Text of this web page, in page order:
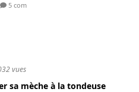
5 com
vues
sa mèche à la tondeuse